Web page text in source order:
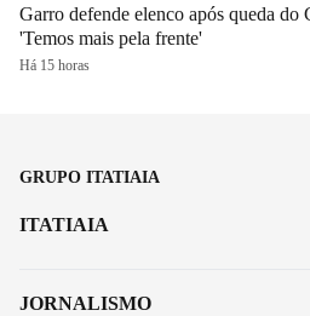
Garro defende elenco após queda do
'Temos mais pela frente'
Há 15 horas
GRUPO ITATIAIA
ITATIAIA
JORNALISMO